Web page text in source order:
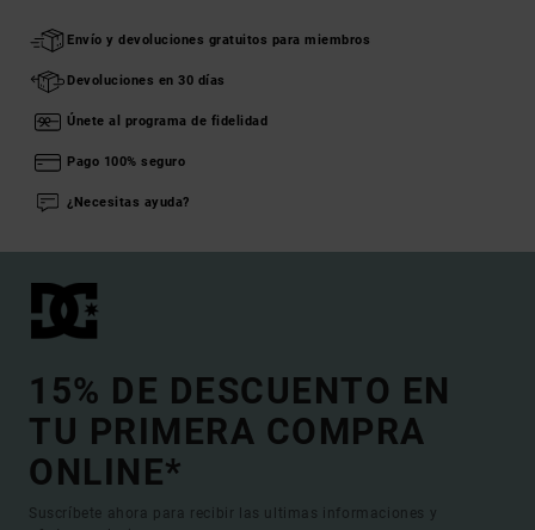
Envío y devoluciones gratuitos para miembros
Devoluciones en 30 días
Únete al programa de fidelidad
Pago 100% seguro
¿Necesitas ayuda?
15% DE DESCUENTO EN
TU PRIMERA COMPRA
ONLINE*
Suscríbete ahora para recibir las ultimas informaciones y